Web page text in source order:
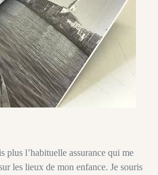
plus l’habituelle assurance qui me
les lieux de mon enfance. Je souris